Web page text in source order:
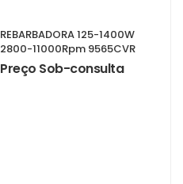
REBARBADORA 125-1400W
2800-11000Rpm 9565CVR
Preço Sob-consulta